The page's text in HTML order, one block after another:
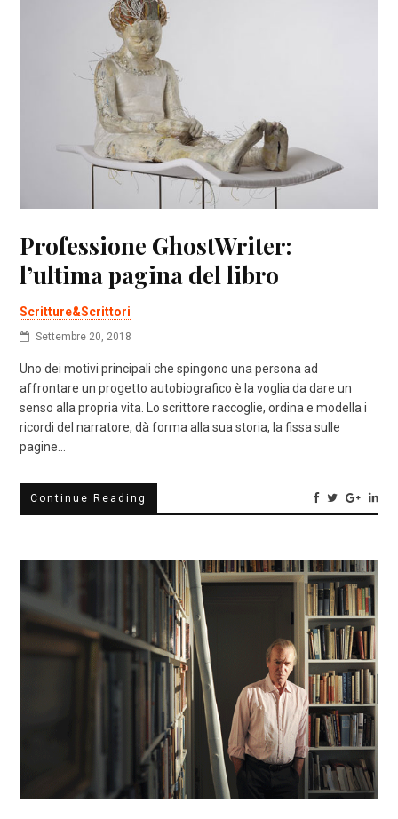
Professione GhostWriter:
l’ultima pagina del libro
Scritture&Scrittori
Settembre 20, 2018
Uno dei motivi principali che spingono una persona ad
affrontare un progetto autobiografico è la voglia da dare un
senso alla propria vita. Lo scrittore raccoglie, ordina e modella i
ricordi del narratore, dà forma alla sua storia, la fissa sulle
pagine…
Continue Reading